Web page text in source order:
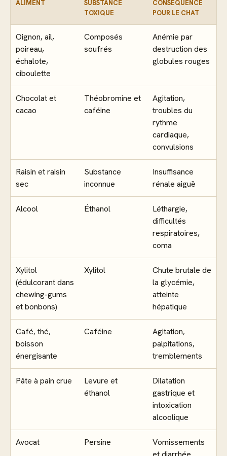
ALIMENT
SUBSTANCE
TOXIQUE
CONSÉQUENCE
POUR LE CHAT
Oignon, ail,
poireau,
échalote,
ciboulette
Composés
soufrés
Anémie par
destruction des
globules rouges
Chocolat et
cacao
Théobromine et
caféine
Agitation,
troubles du
rythme
cardiaque,
convulsions
Raisin et raisin
sec
Substance
inconnue
Insuffisance
rénale aiguë
Alcool Éthanol
Léthargie,
difficultés
respiratoires,
coma
Xylitol
(édulcorant dans
chewing-gums
et bonbons)
Xylitol
Chute brutale de
la glycémie,
atteinte
hépatique
Café, thé,
boisson
énergisante
Caféine
Agitation,
palpitations,
tremblements
Pâte à pain crue
Levure et
éthanol
Dilatation
gastrique et
intoxication
alcoolique
Avocat Persine
Vomissements